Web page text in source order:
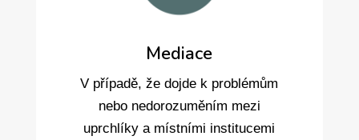
Mediace
V případě, že dojde k problémům
nebo nedorozuměním mezi
uprchlíky a místními institucemi